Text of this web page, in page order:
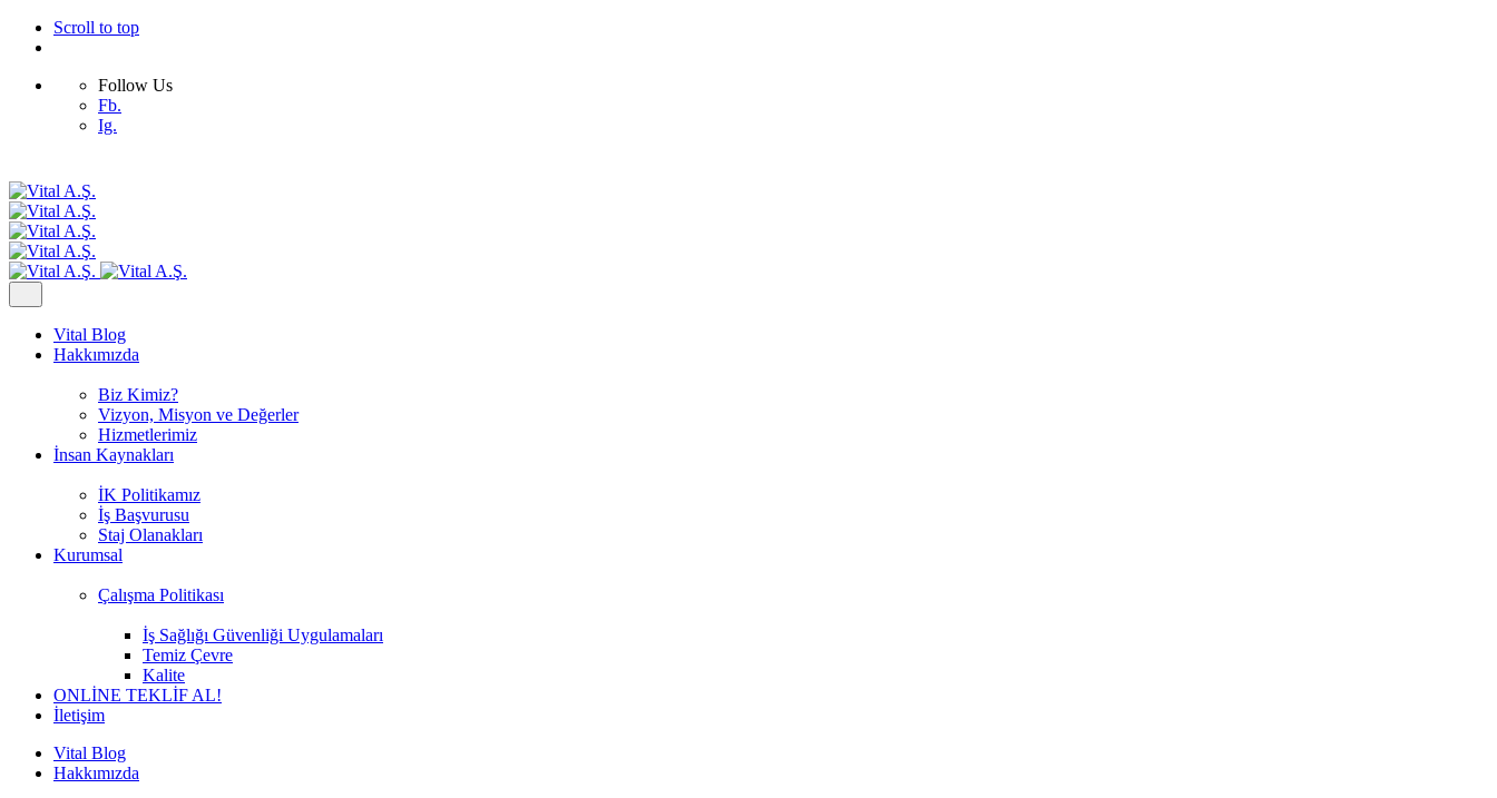
Scroll to top
Follow Us
Fb.
Ig.
Skip
to
content
Vital Blog
Hakkımızda
Biz Kimiz?
Vizyon, Misyon ve Değerler
Hizmetlerimiz
İnsan Kaynakları
İK Politikamız
İş Başvurusu
Staj Olanakları
Kurumsal
Çalışma Politikası
İş Sağlığı Güvenliği Uygulamaları
Temiz Çevre
Kalite
ONLİNE TEKLİF AL!
İletişim
Vital Blog
Hakkımızda